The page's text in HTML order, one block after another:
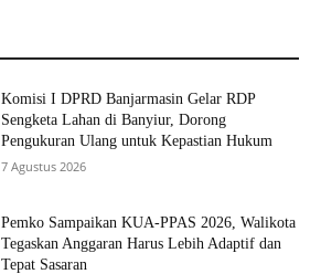
Komisi I DPRD Banjarmasin Gelar RDP
Sengketa Lahan di Banyiur, Dorong
Pengukuran Ulang untuk Kepastian Hukum
7 Agustus 2026
Pemko Sampaikan KUA-PPAS 2026, Walikota
Tegaskan Anggaran Harus Lebih Adaptif dan
Tepat Sasaran